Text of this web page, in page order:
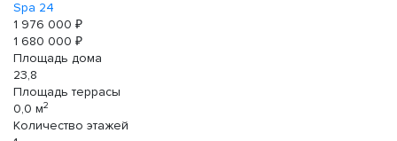
Spa 24
1 976 000 ₽
1 680 000 ₽
Площадь дома
23,8
Площадь террасы
0,0 м2
Количество этажей